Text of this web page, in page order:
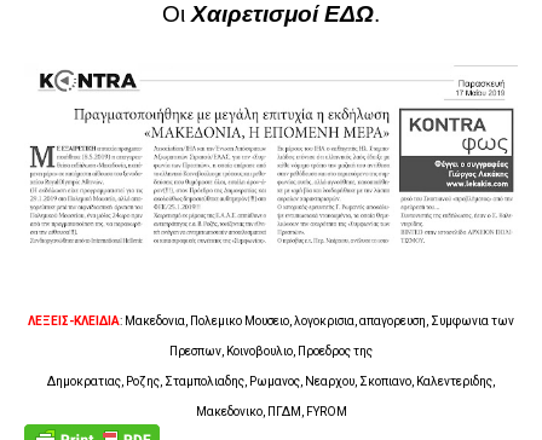
Οι Χαιρετισμοί ΕΔΩ.
ΛΕΞΕΙΣ-ΚΛΕΙΔΙΑ: Μακεδονια, Πολεμικο Μουσειο, λογοκρισια, απαγορευση, Συμφωνια των
Πρεσπων, Κοινοβουλιο, Προεδρος της
Δημοκρατιας, Ροζης, Σταμπολιαδης, Ρωμανος, Νεαρχου, Σκοπιανο, Καλεντεριδης,
Μακεδονικο, ΠΓΔΜ, FYROM